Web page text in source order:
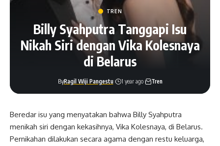
TREN
Billy Syahputra Tanggapi Isu
Nikah Siri dengan Vika Kolesnaya
di Belarus
ByRagil Wiji Pangestu 1 year ago Tren
Beredar isu yang menyatakan bahwa Billy Syahputra
menikah siri dengan kekasihnya, Vika Kolesnaya, di Belarus.
Pernikahan dilakukan secara agama dengan restu keluarga,